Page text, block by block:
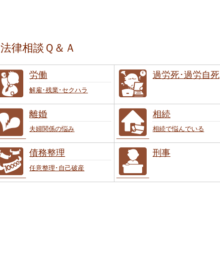
法律相談Ｑ＆Ａ
労働
解雇･残業･セクハラ
過労死･過労自死
離婚
夫婦関係の悩み
相続
相続で悩んでいる
債務整理
任意整理･自己破産
刑事